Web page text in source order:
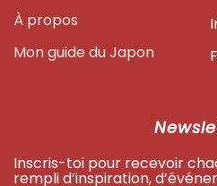
À propos
Mon guide du Japon
Inscris-toi pour recevoir
rempli d’inspiration,